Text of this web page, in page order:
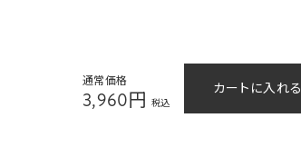
通常価格
3,960円 税込
カートに入れる